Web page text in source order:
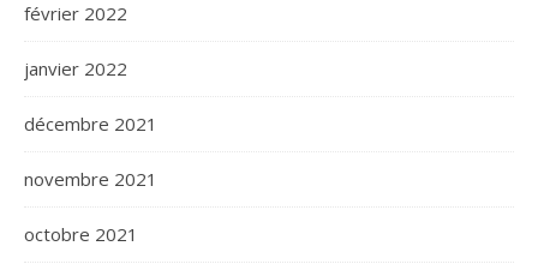
février 2022
janvier 2022
décembre 2021
novembre 2021
octobre 2021